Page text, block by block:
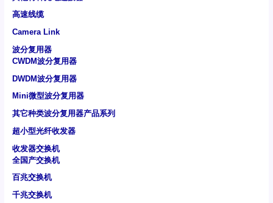
高速线缆
Camera Link
波分复用器
CWDM波分复用器
DWDM波分复用器
Mini微型波分复用器
其它种类波分复用器产品系列
超小型光纤收发器
收发器交换机
全国产交换机
百兆交换机
千兆交换机